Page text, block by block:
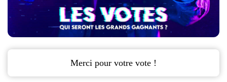
Merci pour votre vote !